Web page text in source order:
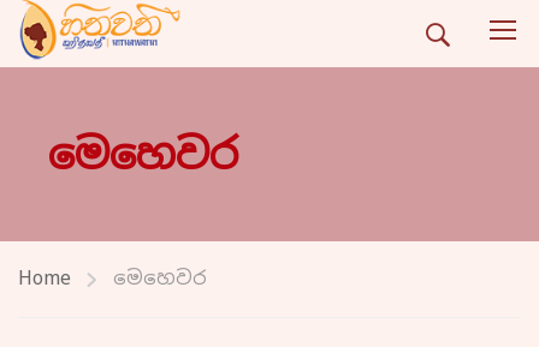
මෙහෙවර
Home මෙහෙවර